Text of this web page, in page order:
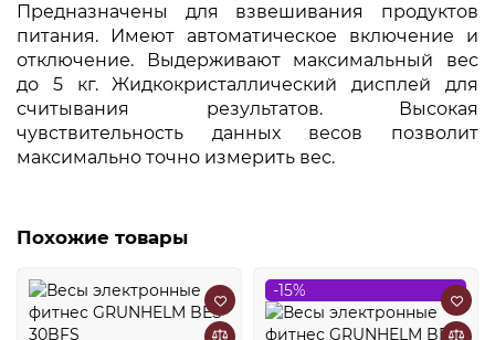
Предназначены для взвешивания продуктов
питания. Имеют автоматическое включение и
отключение. Выдерживают максимальный вес
до 5 кг. Жидкокристаллический дисплей для
считывания результатов. Высокая
чувствительность данных весов позволит
максимально точно измерить вес.
Похожие товары
-15%